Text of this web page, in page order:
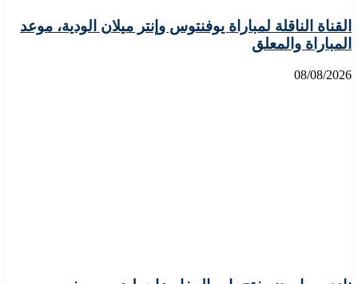
القناة الناقلة لمباراة يوفنتوس وإنتر ميلان الودية، موعد
المباراة والمعلق
08/08/2026